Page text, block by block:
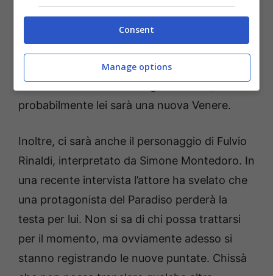
tanto da lasciare Milano.Ma ora ci sono altre
alle anticipazioni emerge
che nella prossima stagione arriverà un
nuovo personaggio,Caterina, interpretato da
Iuliana Calcatinci. Data la giovane età,
probabilmente lei sarà una nuova Venere.
Inoltre, ci sarà anche il personaggio di Fulvio
Rinaldi, interpretato da Simone Montedoro. In
una recente intervista l’attore ha svelato che
una protagonista del Paradiso perderà la
testa per lui. Non si sa di chi possa trattarsi
per il momento, ma ovviamente adesso si
stanno registrando le nuove puntate. Chissà
Consent
Manage options